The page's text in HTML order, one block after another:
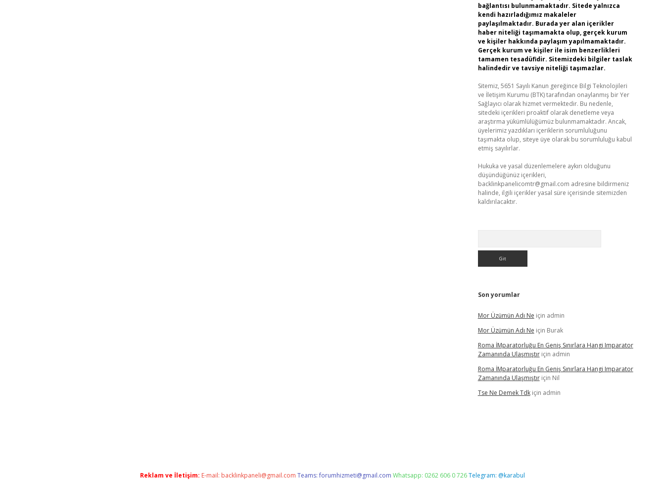
bağlantısı bulunmamaktadır. Sitede yalnızca
kendi hazırladığımız makaleler
paylaşılmaktadır. Burada yer alan içerikler
haber niteliği taşımamakta olup, gerçek kurum
ve kişiler hakkında paylaşım yapılmamaktadır.
Gerçek kurum ve kişiler ile isim benzerlikleri
tamamen tesadüfidir. Sitemizdeki bilgiler taslak
halindedir ve tavsiye niteliği taşımazlar.
Sitemiz, 5651 Sayılı Kanun gereğince Bilgi Teknolojileri
ve İletişim Kurumu (BTK) tarafından onaylanmış bir Yer
Sağlayıcı olarak hizmet vermektedir. Bu nedenle,
sitedeki içerikleri proaktif olarak denetleme veya
araştırma yükümlülüğümüz bulunmamaktadır. Ancak,
üyelerimiz yazdıkları içeriklerin sorumluluğunu
taşımakta olup, siteye üye olarak bu sorumluluğu kabul
etmiş sayılırlar.
Hukuka ve yasal düzenlemelere aykırı olduğunu
düşündüğünüz içerikleri,
backlinkpanelicomtr@gmail.com adresine bildirmeniz
halinde, ilgili içerikler yasal süre içerisinde sitemizden
kaldırılacaktır.
Son yorumlar
Mor Üzümün Adı Ne için admin
Mor Üzümün Adı Ne için Burak
Roma İMparatorluğu En Geniş Sınırlara Hangi Imparator
Zamanında Ulaşmıştıriçin admin
Roma İMparatorluğu En Geniş Sınırlara Hangi Imparator
Zamanında Ulaşmıştıriçin Nil
Tse Ne Demek Tdkiçin admin
Reklam ve İletişim: E-mail: backlinkpaneli@gmail.com Teams:forumhizmeti@gmail.com Whatsapp: 0262 606 0 726Telegram: @karabul